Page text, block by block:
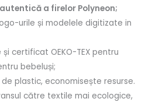
a firelor Polyneon;
urile și modelele digitizate in
certificat OEKO-TEX pentru
bebeluși;
plastic, economisește resurse.
către textile mai ecologice,